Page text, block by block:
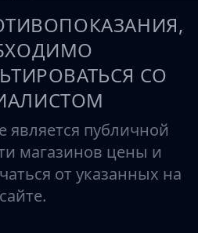
СО
является публичной
магазинов цены и
от указанных на
сайте.